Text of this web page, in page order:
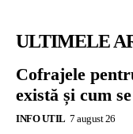
ULTIMELE
Cofrajele
există și cum
INFO UTIL 7 august 26